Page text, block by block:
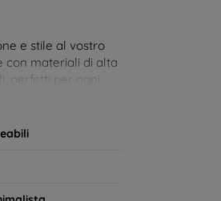
e stile al vostro
con materiali di alta
perfetti per ogni